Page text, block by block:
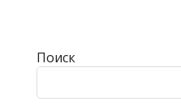
Поиск